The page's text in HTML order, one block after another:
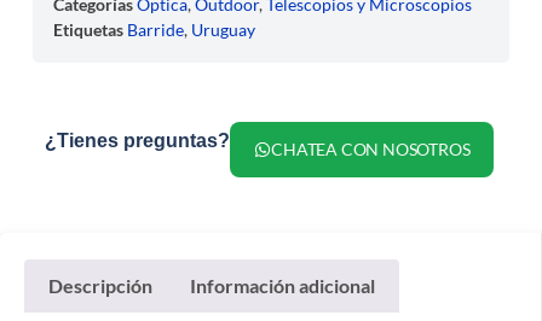
CategoríasOptica,Outdoor,Telescopios y Microscopios
Etiquetas Barride, Uruguay
¿Tienes preguntas? CHATEA CON NOSOTROS
Descripción Información adicional